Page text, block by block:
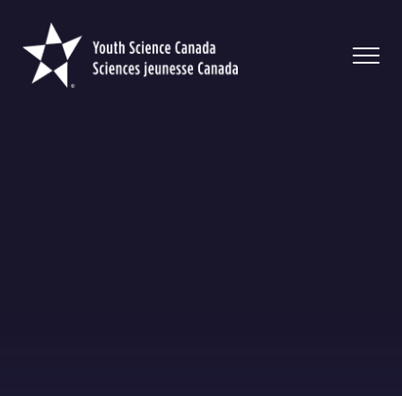
Youth
Science
Canada